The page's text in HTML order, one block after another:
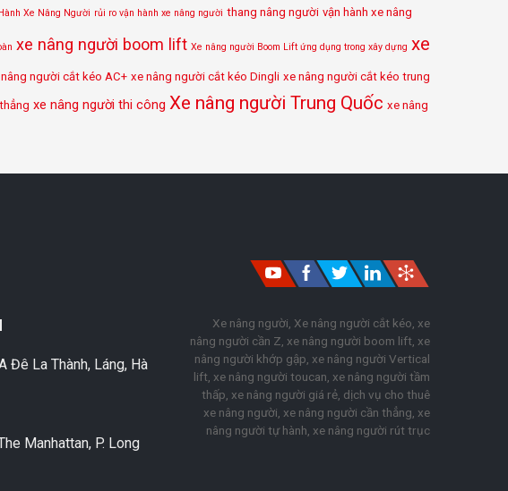
Xe Nâng Người rủi ro vận hành xe nâng người thang nâng người vận hành xe nâng
xe nâng người boom lift Xe nâng người Boom Lift ứng dụng trong xây dựng xe
người cắt kéo AC+ xe nâng người cắt kéo Dingli xe nâng người cắt kéo trung
xe nâng người thi công Xe nâng người Trung Quốc xe nâng
Đê La Thành, Láng, Hà
Manhattan, P. Long
Xe nâng người, Xe nâng người cắt kéo, xe
nâng người cần Z, xe nâng người boom lift, xe
nâng người khớp gập, xe nâng người Vertical
lift, xe nâng người toucan, xe nâng người tầm
thấp, xe nâng người giá rẻ, dịch vụ cho thuê
xe nâng người, xe nâng người cần thẳng, xe
nâng người tự hành, xe nâng người rút trục